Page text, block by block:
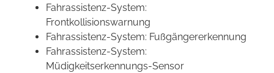
Fahrassistenz-System:
Frontkollisionswarnung
Fahrassistenz-System: Fußgängererkennung
Fahrassistenz-System:
Müdigkeitserkennungs-Sensor